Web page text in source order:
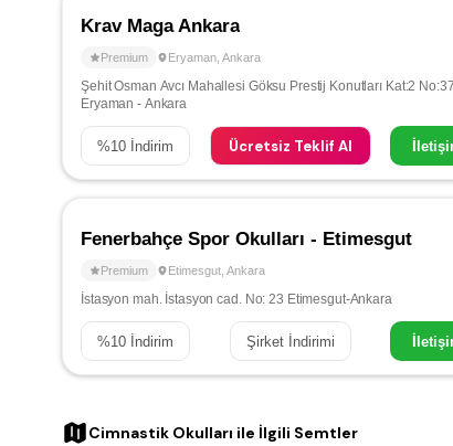
Krav Maga Ankara
Premium Eryaman Ankara
Şehit Osman Avcı Mahallesi Göksu Prestij Konutları Kat:2 No:37
Eryaman - Ankara
%10 İndirim Ücretsiz Teklif Al
Fenerbahçe Spor Okulları - Etimesgut
Premium Etimesgut Ankara
İstasyon mah. İstasyon cad. No: 23 Etimesgut-Ankara
%10 İndirim Şirket İndirimi
Cimnastik Okulları ile İlgili Semtler